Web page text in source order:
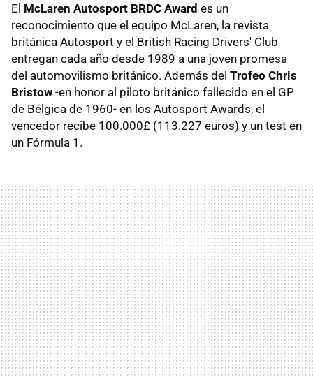
El McLaren Autosport BRDC Award es un
reconocimiento que el equipo McLaren, la revista
británica Autosport y el British Racing Drivers' Club
entregan cada año desde 1989 a una joven promesa
del automovilismo británico. Además del Trofeo Chris
Bristow -en honor al piloto británico fallecido en el GP
de Bélgica de 1960- en los Autosport Awards, el
vencedor recibe 100.000£ (113.227 euros) y un test en
un Fórmula 1.